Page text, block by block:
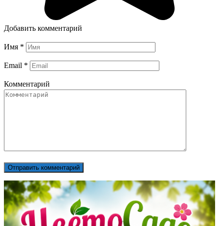
Добавить комментарий
Имя *
Email *
Комментарий